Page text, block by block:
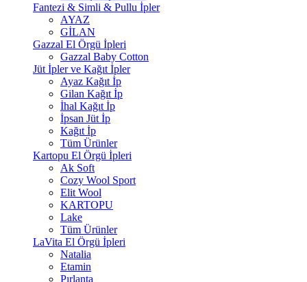
Fantezi & Simli & Pullu İpler
AYAZ
GİLAN
Gazzal El Örgü İpleri
Gazzal Baby Cotton
Jüt İpler ve Kağıt İpler
Ayaz Kağıt İp
Gilan Kağıt İp
İhal Kağıt İp
İpsan Jüt İp
Kağıt İp
Tüm Ürünler
Kartopu El Örgü İpleri
Ak Soft
Cozy Wool Sport
Elit Wool
KARTOPU
Lake
Tüm Ürünler
LaVita El Örgü İpleri
Natalia
Etamin
Pırlanta